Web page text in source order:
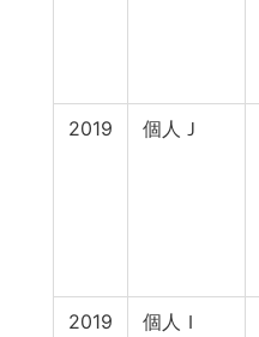
2019 個人Ｊ
2019 個人Ｉ